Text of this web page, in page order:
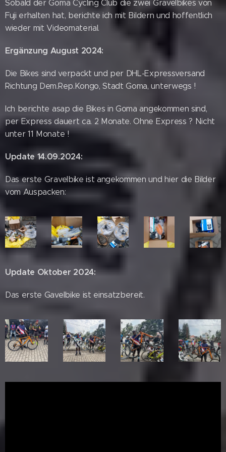
Sobald der Goma Cycling Club die zwei Gravelbikes von
Fuji erhalten hat, berichte ich mit Bildern und hoffentlich
wieder mit Videomaterial.
Ergänzung August 2024:
Die Bikes sind verpackt und per DHL-Expressversand
Richtung Dem.Rep.Kongo, Stadt Goma, unterwegs !
Ich berichte asap die Bikes in Goma angekommen sind,
per Express dauert ca. 2 Monate. Ohne Express ? Nicht
unter 11 Monate !
Update 14.09.2024:
Das erste Gravelbike ist angekommen und hier die Bilder
vom Auspacken:
Update Oktober 2024:
Das erste Gavelbike ist einsatzbereit.